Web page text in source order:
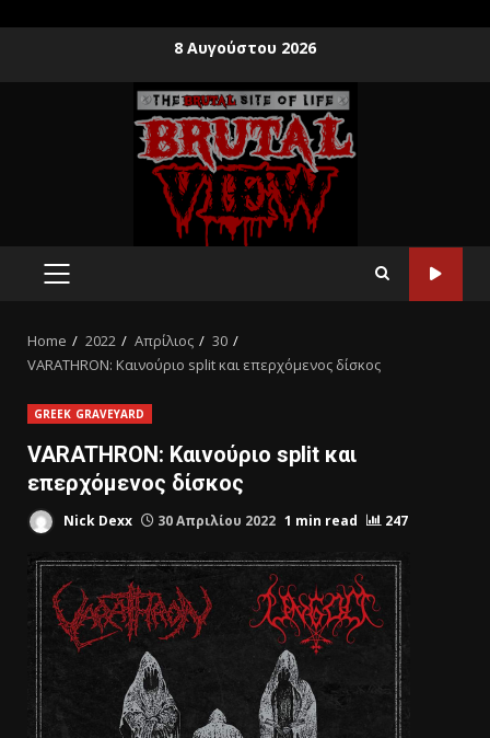
8 Αυγούστου 2026
Home 2022 Απρίλιος
30
VARATHRON: Καινούριο split και επερχόμενος δίσκος
GREEK GRAVEYARD
VARATHRON: Καινούριο split και
επερχόμενος δίσκος
Nick Dexx 30 Απριλίου 2022 1 min read 247